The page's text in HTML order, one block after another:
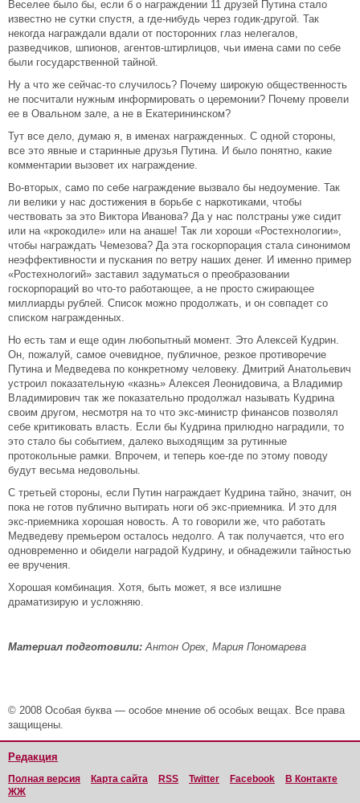
Веселее было бы, если б о награждении 11 друзей Путина стало
известно не сутки спустя, а где-нибудь через годик-другой. Так
некогда награждали вдали от посторонних глаз нелегалов,
разведчиков, шпионов, агентов-штирлицов, чьи имена сами по себе
были государственной тайной.
Ну а что же сейчас-то случилось? Почему широкую общественность
не посчитали нужным информировать о церемонии? Почему провели
ее в Овальном зале, а не в Екатерининском?
Тут все дело, думаю я, в именах награжденных. С одной стороны,
все это явные и старинные друзья Путина. И было понятно, какие
комментарии вызовет их награждение.
Во-вторых, само по себе награждение вызвало бы недоумение. Так
ли велики у нас достижения в борьбе с наркотиками, чтобы
чествовать за это Виктора Иванова? Да у нас полстраны уже сидит
или на «крокодиле» или на анаше! Так ли хороши «Ростехнологии»,
чтобы награждать Чемезова? Да эта госкорпорация стала синонимом
неэффективности и пускания по ветру наших денег. И именно пример
«Ростехнологий» заставил задуматься о преобразовании
госкорпораций во что-то работающее, а не просто сжирающее
миллиарды рублей. Список можно продолжать, и он совпадет со
списком награжденных.
Но есть там и еще один любопытный момент. Это Алексей Кудрин.
Он, пожалуй, самое очевидное, публичное, резкое противоречие
Путина и Медведева по конкретному человеку. Дмитрий Анатольевич
устроил показательную «казнь» Алексея Леонидовича, а Владимир
Владимирович так же показательно продолжал называть Кудрина
своим другом, несмотря на то что экс-министр финансов позволял
себе критиковать власть. Если бы Кудрина прилюдно наградили, то
это стало бы событием, далеко выходящим за рутинные
протокольные рамки. Впрочем, и теперь кое-где по этому поводу
будут весьма недовольны.
С третьей стороны, если Путин награждает Кудрина тайно, значит, он
пока не готов публично вытирать ноги об экс-приемника. И это для
экс-приемника хорошая новость. А то говорили же, что работать
Медведеву премьером осталось недолго. А так получается, что его
одновременно и обидели наградой Кудрину, и обнадежили тайностью
ее вручения.
Хорошая комбинация. Хотя, быть может, я все излишне
драматизирую и усложняю.
Материал подготовили: Антон Орех, Мария Пономарева
© 2008 Особая буква — особое мнение об особых вещах. Все права
защищены.
Редакция
Полная версия Карта сайта RSS Twitter Facebook
В Контакте
ЖЖ